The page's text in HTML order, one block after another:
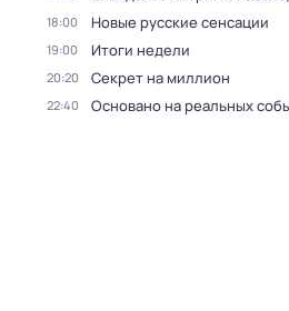
18:00 Новые русские сенсации
19:00 Итоги недели
20:20 Секрет на миллион
22:40 Основано на реальных